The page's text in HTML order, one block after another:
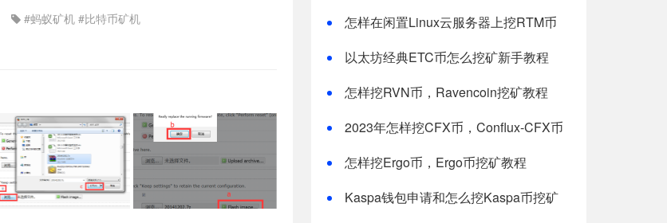
#蚂蚁矿机 #比特币矿机
怎样在闲置Linux云服务器上挖RTM币
以太坊经典ETC币怎么挖矿新手教程
怎样挖RVN币，Ravencoin挖矿教程
2023年怎样挖CFX币，Conflux-CFX币
怎样挖Ergo币，Ergo币挖矿教程
Kaspa钱包申请和怎么挖Kaspa币挖矿